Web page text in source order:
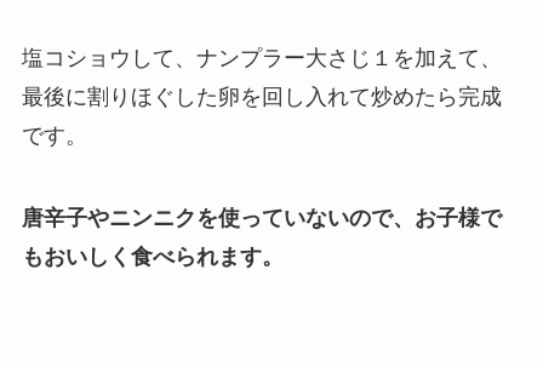
塩コショウして、ナンプラー大さじ１を加えて、
最後に割りほぐした卵を回し入れて炒めたら完成
です。
唐辛子やニンニクを使っていないので、お子様で
もおいしく食べられます。